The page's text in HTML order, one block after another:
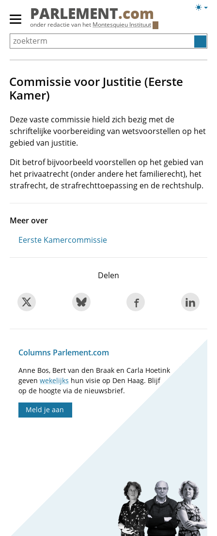
Overslaan
Primair
menu
tonen/verbergen
PARLEMENT.com
onder redactie van het Montesquieu Instituut
Commissie voor Justitie (Eerste
Kamer)
Deze vaste commissie hield zich bezig met de
schriftelijke voorbereiding van wetsvoorstellen op het
gebied van justitie.
Dit betrof bijvoorbeeld voorstellen op het gebied van
het privaatrecht (onder andere het familierecht), het
strafrecht, de strafrechttoepassing en de rechtshulp.
Meer over
Eerste Kamercommissie
Delen
Columns Parlement.com
Anne Bos, Bert van den Braak en Carla Hoetink
geven wekelijks hun visie op Den Haag. Blijf
op de hoogte via de nieuwsbrief.
Meld je aan